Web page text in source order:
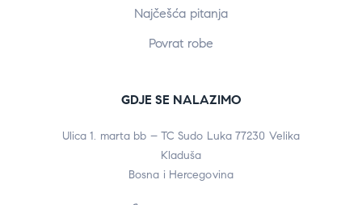
Najčešća pitanja
Povrat robe
GDJE SE NALAZIMO
Ulica 1. marta bb – TC Sudo Luka 77230 Velika
Kladuša
Bosna i Hercegovina